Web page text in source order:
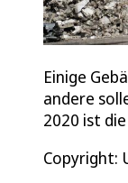
Einige
andere
2020 ist
Copyright: